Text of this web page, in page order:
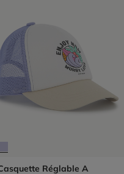
Réglable A